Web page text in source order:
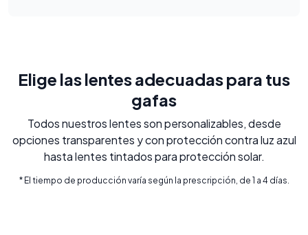
Elige las lentes adecuadas para tus
gafas
Todos nuestros lentes son personalizables, desde
opciones transparentes y con protección contra luz azul
hasta lentes tintados para protección solar.
* El tiempo de producción varía según la prescripción, de 1 a 4 días.